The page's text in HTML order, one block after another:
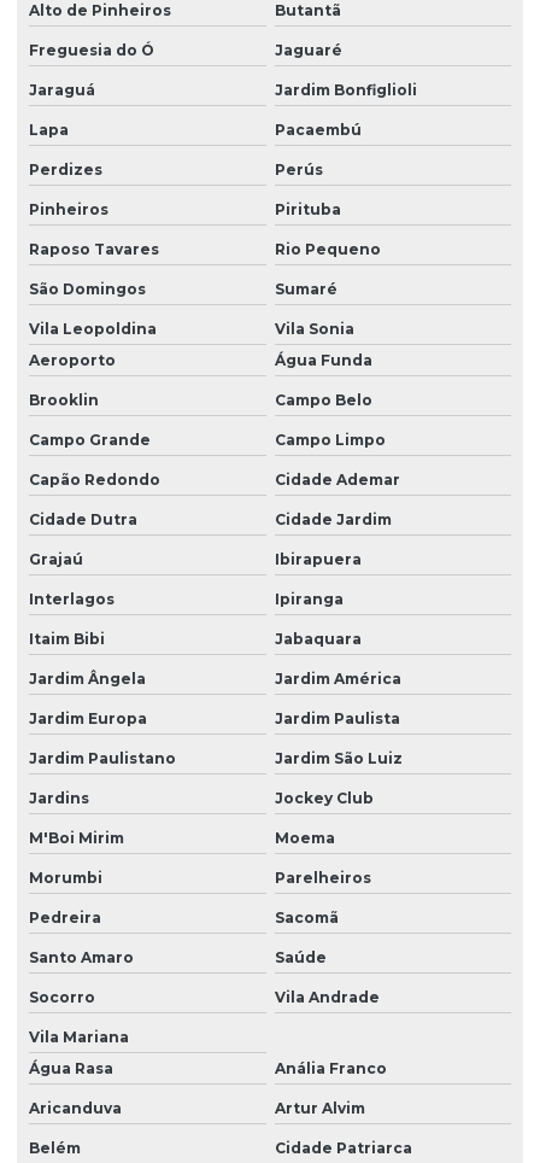
Alto de Pinheiros Butantã
Freguesia do Ó Jaguaré
Jaraguá Jardim Bonfiglioli
Lapa Pacaembú
Perdizes Perús
Pinheiros Pirituba
Raposo Tavares Rio Pequeno
São Domingos Sumaré
Vila Leopoldina
Vila Sonia
Aeroporto
Água Funda
Brooklin Campo Belo
Campo Grande Campo Limpo
Capão Redondo Cidade Ademar
Cidade Dutra Cidade Jardim
Grajaú Ibirapuera
Interlagos Ipiranga
Itaim Bibi Jabaquara
Jardim Ângela Jardim América
Jardim Europa Jardim Paulista
Jardim Paulistano Jardim São Luiz
Jardins Jockey Club
M'Boi Mirim Moema
Morumbi Parelheiros
Pedreira Sacomã
Santo Amaro Saúde
Socorro Vila Andrade
Vila Mariana
Água Rasa
Anália Franco
Aricanduva Artur Alvim
Belém Cidade Patriarca